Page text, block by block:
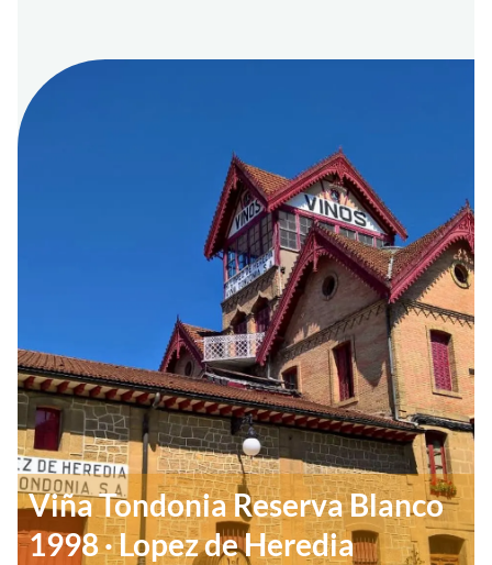
Viña Tondonia Reserva Blanco
1998 · Lopez de Heredia